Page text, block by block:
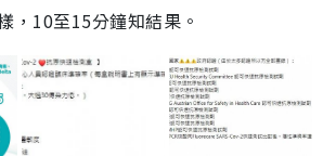
，10至15分鐘知結果。